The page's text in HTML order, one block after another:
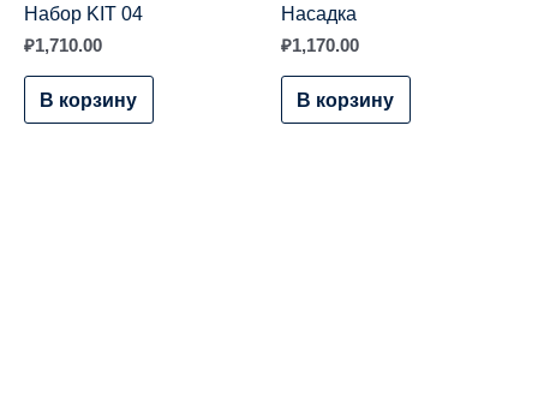
Набор KIT 04
₽1,710.00
В корзину
Насадка
₽1,170.00
В корзину